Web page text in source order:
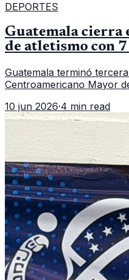
DEPORTES
Guatemala cierra
de atletismo con
Guatemala terminó
Centroamericano Mayor
de CDAG.
10 jun 2026·4 min read